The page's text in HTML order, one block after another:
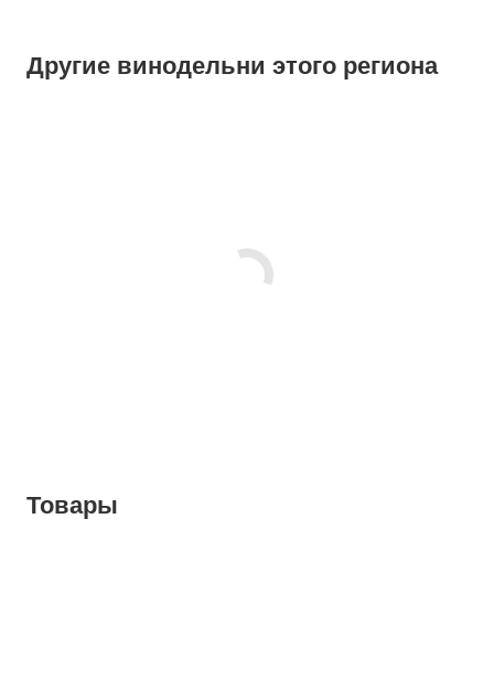
Другие винодельни этого региона
Товары